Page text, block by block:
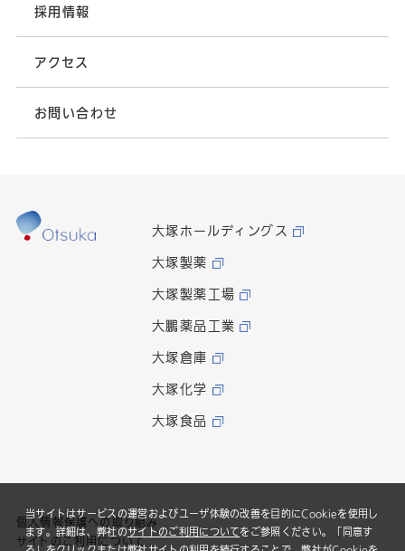
採用情報
アクセス
お問い合わせ
大塚ホールディングス
大塚製薬
大塚製薬工場
大鵬薬品工業
大塚倉庫
大塚化学
大塚食品
個人情報保護への取り組み
サイトのご利用について
当サイトはサービスの運営およびユーザ体験の改善を目的にCookieを使用し
ます。詳細は、弊社のサイトのご利用についてをご参照ください。「同意す